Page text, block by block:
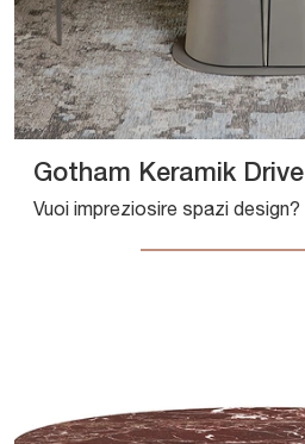
Gotham Keramik Drive